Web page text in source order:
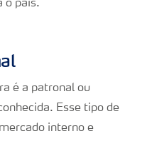
o país.
é a patronal ou
Esse tipo de
interno e